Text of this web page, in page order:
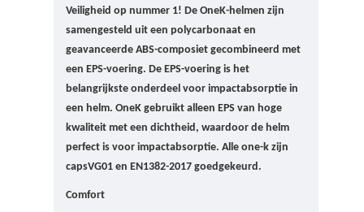
Veiligheid op nummer 1! De OneK-helmen zijn
samengesteld uit een polycarbonaat en
geavanceerde ABS-composiet gecombineerd met
een EPS-voering. De EPS-voering is het
belangrijkste onderdeel voor impactabsorptie in
een helm. OneK gebruikt alleen EPS van hoge
kwaliteit met een dichtheid, waardoor de helm
perfect is voor impactabsorptie. Alle one-k zijn
capsVG01 en EN1382-2017 goedgekeurd.
Comfort